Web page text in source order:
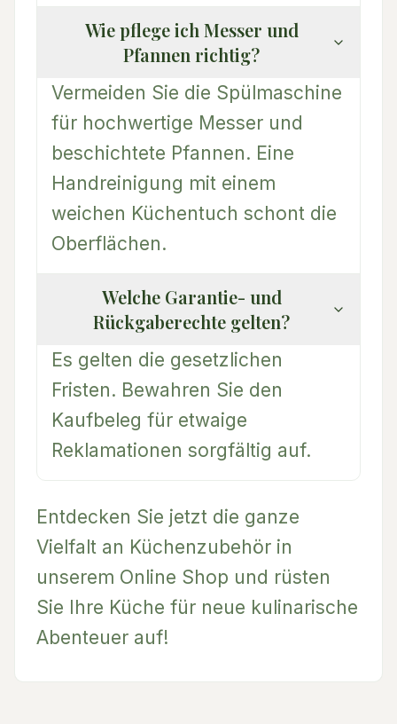
Wie pflege ich Messer und
Pfannen richtig?
Vermeiden Sie die Spülmaschine
für hochwertige Messer und
beschichtete Pfannen. Eine
Handreinigung mit einem
weichen Küchentuch schont die
Oberflächen.
Welche Garantie- und
Rückgaberechte gelten?
Es gelten die gesetzlichen
Fristen. Bewahren Sie den
Kaufbeleg für etwaige
Reklamationen sorgfältig auf.
Entdecken Sie jetzt die ganze
Vielfalt an Küchenzubehör in
unserem Online Shop und rüsten
Sie Ihre Küche für neue kulinarische
Abenteuer auf!